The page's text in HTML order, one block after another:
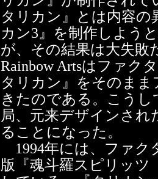
タリカン』とは内容
カン3』を制作しよう
が、その結果は大失敗
Rainbow Artsはファク
タリカン』をそのま
きたのである。こう
局、元来デザインさ
ることになった。
1994年には、ファク
版『魂斗羅スピリッツ